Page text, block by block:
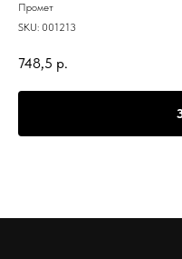
Промет
SKU: 001213
748,5 р.